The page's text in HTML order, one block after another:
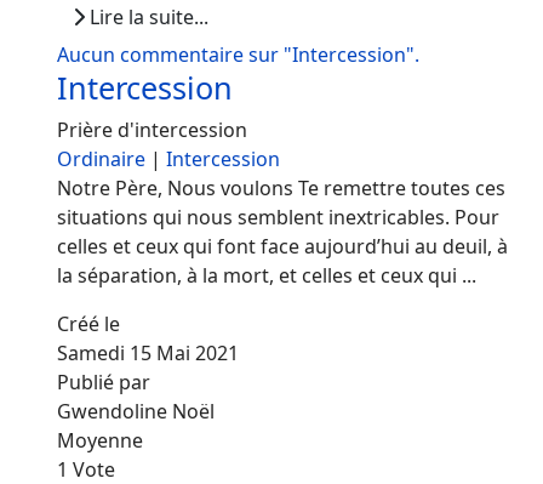
Lire la suite...
Aucun commentaire sur "Intercession".
Intercession
Prière d'intercession
Ordinaire | Intercession
Notre Père, Nous voulons Te remettre toutes ces
situations qui nous semblent inextricables. Pour
celles et ceux qui font face aujourd’hui au deuil, à
la séparation, à la mort, et celles et ceux qui ...
Créé le
Samedi 15 Mai 2021
Publié par
Gwendoline Noël
Moyenne
1 Vote